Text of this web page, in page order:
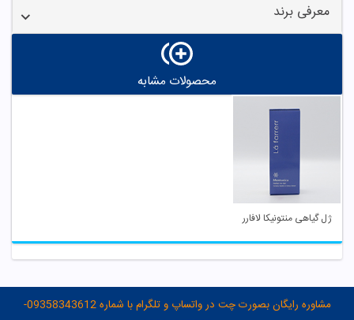
معرفی برند
محصولات مشابه
ژل گیاهی منتونیکا لافارر
مشاوره رایگان بصورت چت در واتساپ و تلگرام با شماره 09358343612-